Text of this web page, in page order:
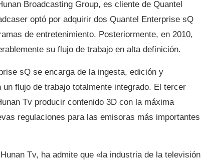
Broadcasting Group, es cliente de Quantel
optó por adquirir dos Quantel Enterprise sQ
de entretenimiento. Posteriormente, en 2010,
su flujo de trabajo en alta definición.
sQ se encarga de la ingesta, edición y
un flujo de trabajo totalmente integrado. El tercer
Tv producir contenido 3D con la máxima
regulaciones para las emisoras más importantes
Tv, ha admite que «la industria de la televisión